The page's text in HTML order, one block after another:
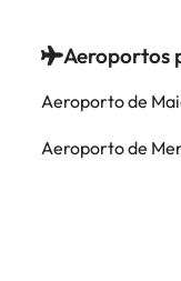
Aeroportos
Aeroporto de
Aeroporto de